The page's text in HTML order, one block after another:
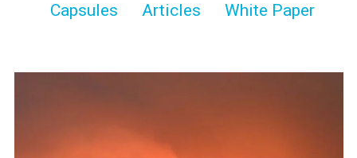
Capsules Articles White Paper